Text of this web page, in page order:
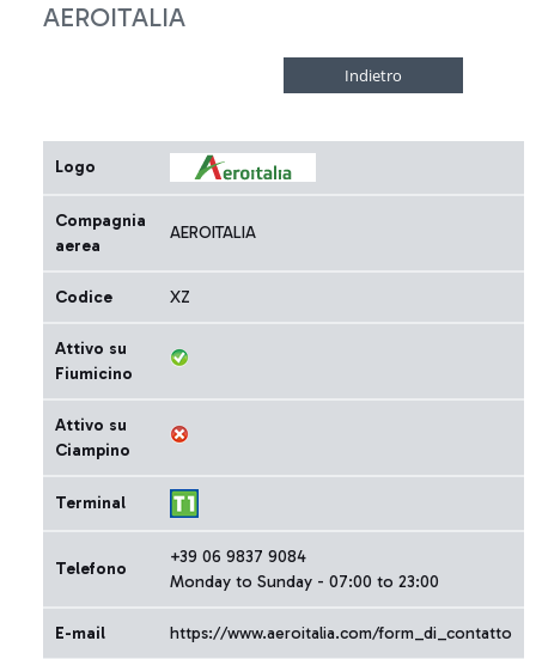
AEROITALIA
Logo
Compagnia
aerea
AEROITALIA
Codice XZ
Attivo su
Fiumicino
Attivo su
Ciampino
Terminal
Telefono
+39 06 9837 9084
Monday to Sunday - 07:00 to 23:00
E-mail https://www.aeroitalia.com/form_di_contatto